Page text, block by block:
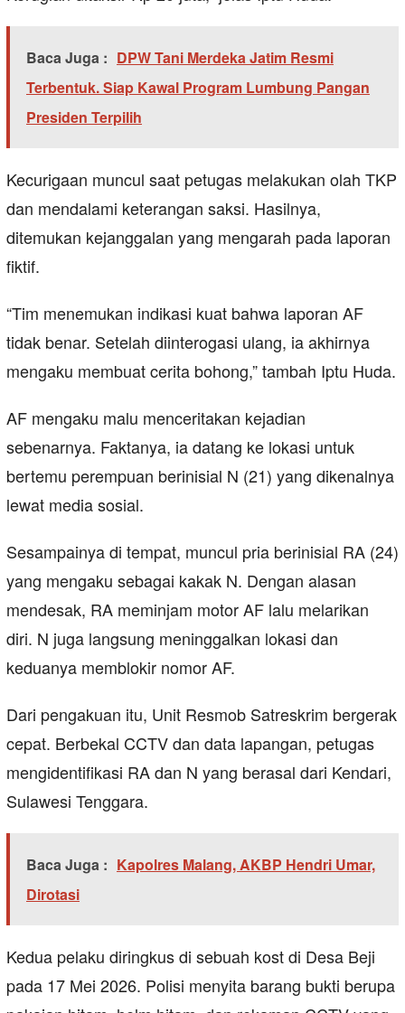
Baca Juga : DPW Tani Merdeka Jatim Resmi
Terbentuk. Siap Kawal Program Lumbung Pangan
Presiden Terpilih
Kecurigaan muncul saat petugas melakukan olah TKP
dan mendalami keterangan saksi. Hasilnya,
ditemukan kejanggalan yang mengarah pada laporan
fiktif.
“Tim menemukan indikasi kuat bahwa laporan AF
tidak benar. Setelah diinterogasi ulang, ia akhirnya
mengaku membuat cerita bohong,” tambah Iptu Huda.
AF mengaku malu menceritakan kejadian
sebenarnya. Faktanya, ia datang ke lokasi untuk
bertemu perempuan berinisial N (21) yang dikenalnya
lewat media sosial.
Sesampainya di tempat, muncul pria berinisial RA (24)
yang mengaku sebagai kakak N. Dengan alasan
mendesak, RA meminjam motor AF lalu melarikan
diri. N juga langsung meninggalkan lokasi dan
keduanya memblokir nomor AF.
Dari pengakuan itu, Unit Resmob Satreskrim bergerak
cepat. Berbekal CCTV dan data lapangan, petugas
mengidentifikasi RA dan N yang berasal dari Kendari,
Sulawesi Tenggara.
Baca Juga : Kapolres Malang, AKBP Hendri Umar,
Dirotasi
Kedua pelaku diringkus di sebuah kost di Desa Beji
pada 17 Mei 2026. Polisi menyita barang bukti berupa